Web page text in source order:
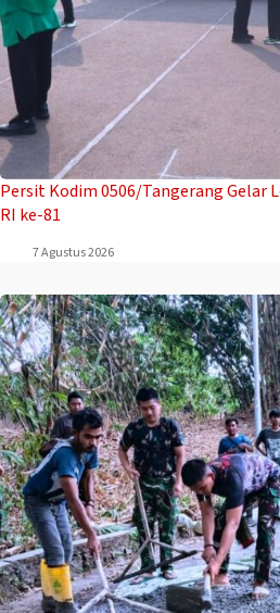
Persit Kodim 0506/Tangerang Gelar
RI ke-81
7 Agustus 2026